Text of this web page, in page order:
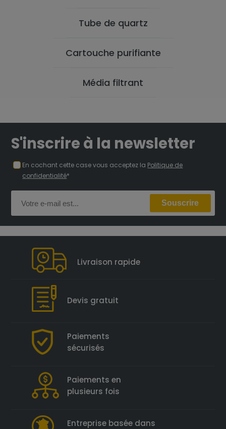
Tube de quartz
Cartouche purifiante
Média filtrant
S'inscrire à la newsletter
En cochant cette case vous acceptez la Politique de
confidentialité*
Livraison rapide
Devis gratuit
Paiements
sécurisés
Paiements en
plusieurs fois
Entreprise basée dans